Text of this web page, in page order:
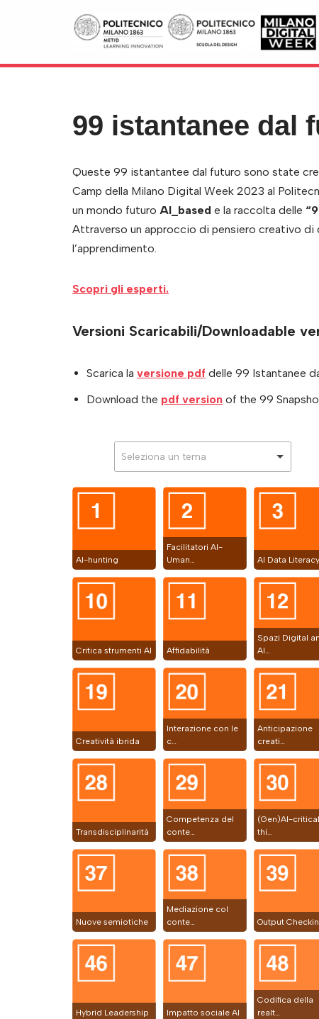
99 istantanee dal
Queste 99 istantantee dal futuro sono state
Camp della Milano Digital Week 2023 al
un mondo futuro AI_based e la raccolta delle
Attraverso un approccio di pensiero creativo
l’apprendimento.
Scopri gli esperti.
Versioni Scaricabili/Downloadable
Scarica la versione pdf delle 99 Istantanee
Download the pdf version of the 99
Seleziona un tema
AI-hunting
Facilitatori AI-
Uman…
AI Data Literacy
Critica strumenti AI Affidabilità
Spazi Digital
AI…
Creatività ibrida
Interazione con le
c…
Anticipazione
creati…
Transdisciplinarità
Competenza del
conte…
(Gen)AI-critical
thi…
Nuove semiotiche
Mediazione col
conte…
Output
Hybrid Leadership Impatto sociale AI
Codifica della
realt…